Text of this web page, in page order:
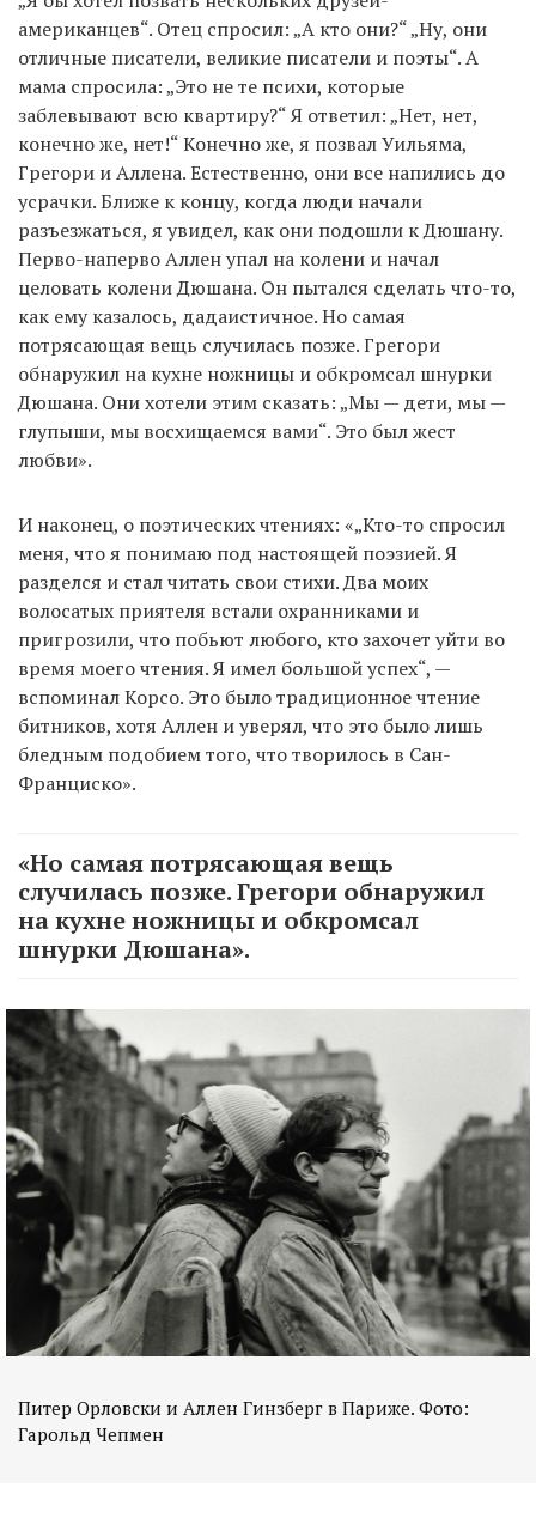
американцев“. Отец спросил: „А кто они?“ „Ну, они
отличные писатели, великие писатели и поэты“. А
мама спросила: „Это не те психи, которые
заблевывают всю квартиру?“ Я ответил: „Нет, нет,
конечно же, нет!“ Конечно же, я позвал Уильяма,
Грегори и Аллена. Естественно, они все напились до
усрачки. Ближе к концу, когда люди начали
разъезжаться, я увидел, как они подошли к Дюшану.
Перво-наперво Аллен упал на колени и начал
целовать колени Дюшана. Он пытался сделать что-то,
как ему казалось, дадаистичное. Но самая
потрясающая вещь случилась позже. Грегори
обнаружил на кухне ножницы и обкромсал шнурки
Дюшана. Они хотели этим сказать: „Мы — дети, мы —
глупыши, мы восхищаемся вами“. Это был жест
любви».
И наконец, о поэтических чтениях: «„Кто-то спросил
меня, что я понимаю под настоящей поэзией. Я
разделся и стал читать свои стихи. Два моих
волосатых приятеля встали охранниками и
пригрозили, что побьют любого, кто захочет уйти во
время моего чтения. Я имел большой успех“, —
вспоминал Корсо. Это было традиционное чтение
битников, хотя Аллен и уверял, что это было лишь
бледным подобием того, что творилось в Сан-
Франциско».
«Но самая потрясающая вещь
случилась позже. Грегори обнаружил
на кухне ножницы и обкромсал
шнурки Дюшана».
Питер Орловски и Аллен Гинзберг в Париже. Фото:
Гарольд Чепмен